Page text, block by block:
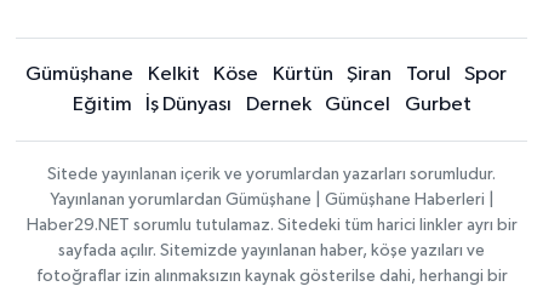
Gümüşhane Kelkit Köse Kürtün Şiran Torul
Spor
Eğitim
İş Dünyası Dernek Güncel Gurbet
Sitede yayınlanan içerik ve yorumlardan yazarları sorumludur.
Yayınlanan yorumlardan Gümüşhane | Gümüşhane Haberleri |
Haber29.NET sorumlu tutulamaz. Sitedeki tüm harici linkler ayrı bir
sayfada açılır. Sitemizde yayınlanan haber, köşe yazıları ve
fotoğraflar izin alınmaksızın kaynak gösterilse dahi, herhangi bir